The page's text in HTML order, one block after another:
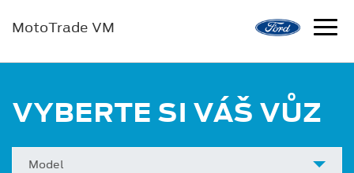
MotoTrade VM
VYBERTE SI VÁŠ VŮZ
Model